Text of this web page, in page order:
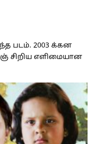
படம். 2003 க்கன
சிறிய எளிமையான